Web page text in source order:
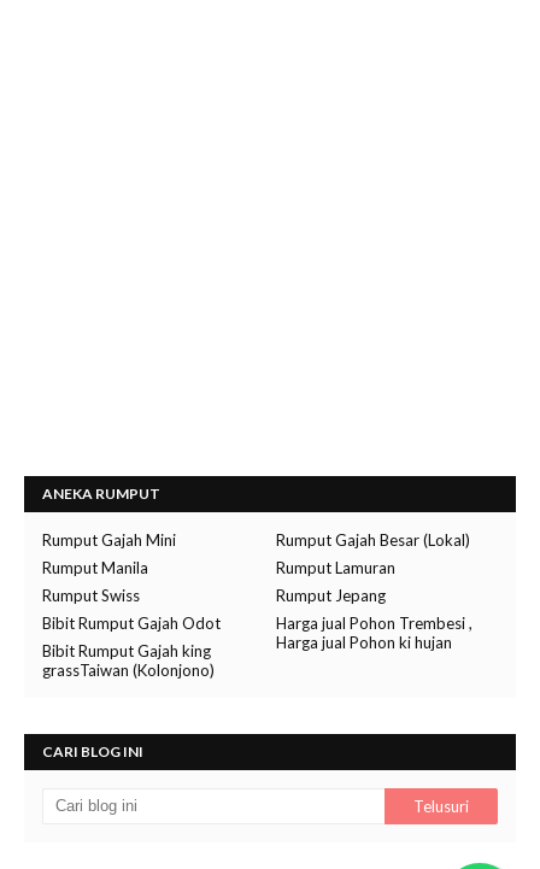
ANEKA RUMPUT
Rumput Gajah Mini
Rumput Gajah Besar (Lokal)
Rumput Manila
Rumput Lamuran
Rumput Swiss
Rumput Jepang
Bibit Rumput Gajah Odot
Harga jual Pohon Trembesi ,
Harga jual Pohon ki hujan
Bibit Rumput Gajah king
grassTaiwan (Kolonjono)
CARI BLOG INI